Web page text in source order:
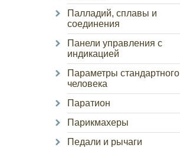
Палладий, сплавы и
соединения
Панели управления с
индикацией
Параметры стандартного
человека
Паратион
Парикмахеры
Педали и рычаги